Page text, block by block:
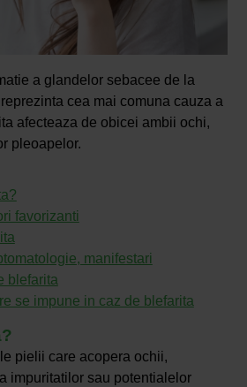
a glandelor sebacee de la
cea mai comuna cauza a
afecteaza de obicei ambii ochi,
pleoapelor.
favorizanti
manifestari
blefarita
se impune in caz de blefarita
pielii care acopera ochii,
impuritatilor sau potentialelor